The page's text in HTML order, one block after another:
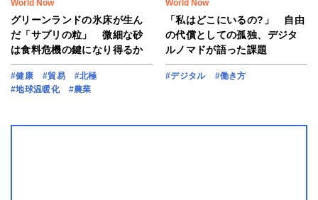
World Now
グリーンランドの氷床が生ん
だ「サプリの粒」 微細な砂
は食料危機の鍵になり得るか
#健康 #貿易
#北極
#地球温暖化
#農業
World Now
「私はどこにいるの?」 自由
の代償としての孤独、デジタ
ルノマドが語った課題
#デジタル #働き方